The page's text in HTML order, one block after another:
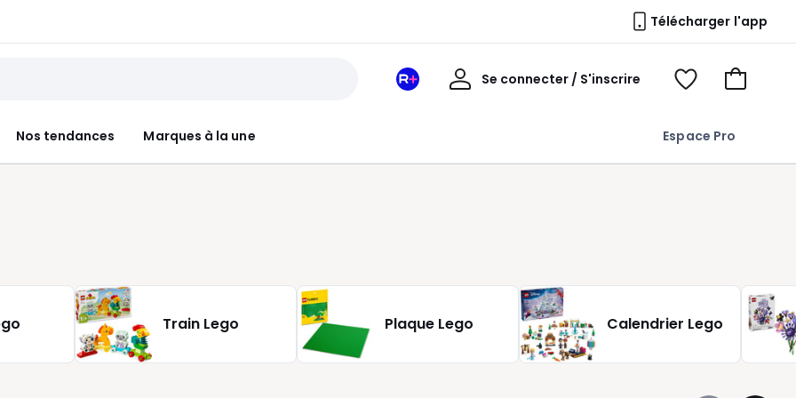
Télécharger l'app
Nos tendances Marques à la une Espace Pro
Mon
Se connecter / S'inscrire
Mon
Voir
Voir
Train Lego Plaque Lego Calendrier Lego